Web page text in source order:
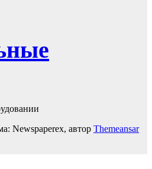
Newspaperex, автор Themeansar